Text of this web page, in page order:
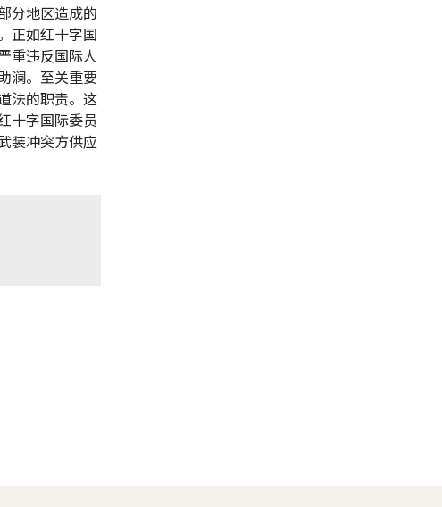
分地区造成的
正如红十字国
重违反国际人
澜。至关重要
法的职责。这
十字国际委员
装冲突方供应